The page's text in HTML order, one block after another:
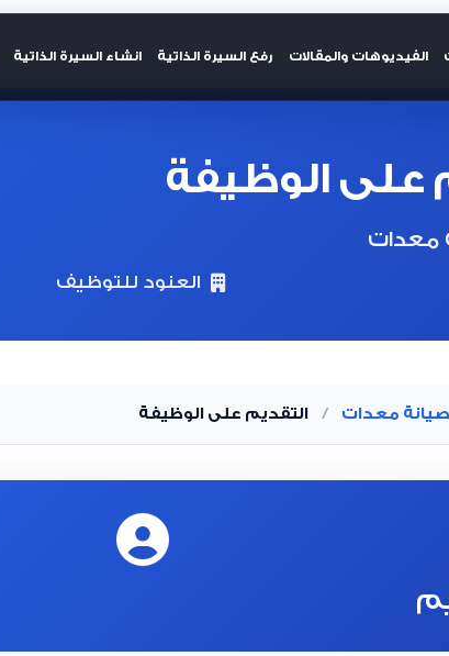
الفيديوهات والمقالات رفع السيرة الذاتية انشاء السيرة الذاتية
على الوظيفة
معدات
العنود للتوظيف
معدات / التقديم على الوظيفة